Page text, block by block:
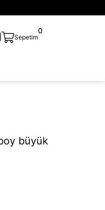
Sepetim
0
büyük